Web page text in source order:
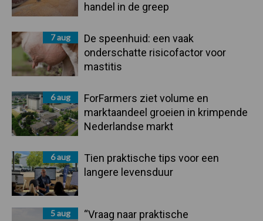
handel in de greep
7 aug
De speenhuid: een vaak
onderschatte risicofactor voor
mastitis
6 aug
ForFarmers ziet volume en
marktaandeel groeien in krimpende
Nederlandse markt
6 aug
Tien praktische tips voor een
langere levensduur
5 aug
“Vraag naar praktische